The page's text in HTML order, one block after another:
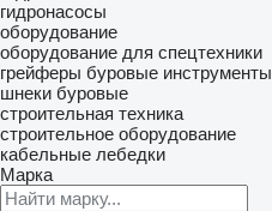
гидронасосы
оборудование
оборудование для спецтехники
грейферы буровые инструменты
шнеки буровые
строительная техника
строительное оборудование
кабельные лебедки
Марка